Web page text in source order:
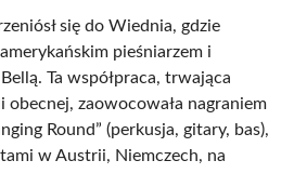
się do Wiednia, gdzie
pieśniarzem i
Ta współpraca, trwająca
zaowocowała nagraniem
Round” (perkusja, gitary, bas),
w Austrii, Niemczech, na